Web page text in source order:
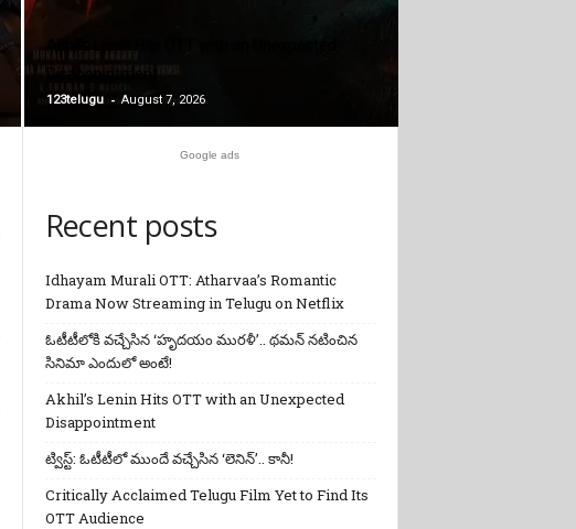
Disappointment
123telugu - August 7, 2026
Google ads
Recent posts
Idhayam Murali OTT: Atharvaa’s Romantic
Drama Now Streaming in Telugu on Netflix
ఓటీటీలోకి వచ్చేసిన ‘హృదయం మురళీ’.. థమన్ నటించిన
సినిమా ఎందులో అంటే!
Akhil’s Lenin Hits OTT with an Unexpected
Disappointment
ట్విస్ట్: ఓటీటీలో ముందే వచ్చేసిన ‘లెనిన్’.. కానీ!
Critically Acclaimed Telugu Film Yet to Find Its
OTT Audience